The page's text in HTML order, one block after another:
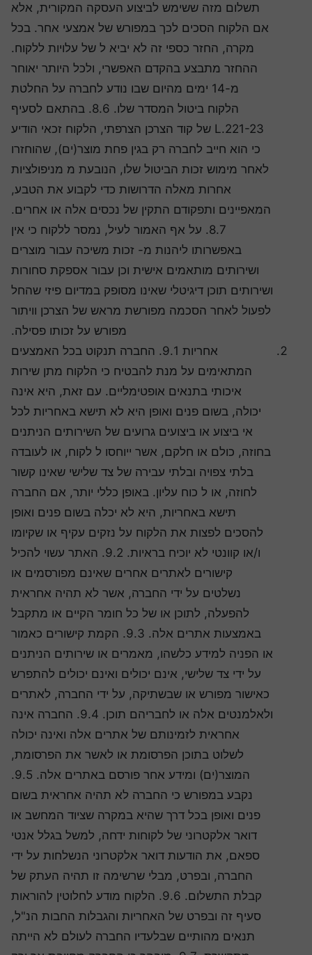
תשלום מזה ששימש לביצוע העסקה המקורית, אלא
אם הלקוח הסכים לכך במפורש של אמצעי אחר. בכל
מקרה, החזר כספי זה לא יביא ל של עלויות ללקוח.
ההחזר מתבצע בהקדם האפשרי, ולכל היותר יאוחר
מ-14 ימים מהיום שבו נודע לחברה על החלטת
הלקוח ביטול המסדר שלו. 8.6. בהתאם לסעיף
L.221-23 של קוד הצרכן הצרפתי, הלקוח זכאי הודיע
כי הוא חייב לחברה רק בגין פחת מוצר(ים), שהוחזרו
לאחר מימוש זכות הביטול שלו, הנובעת מ מניפולציות
אחרות מאלה הדרושות כדי לקבוע את הטבע,
המאפיינים ותפקודם התקין של נכסים אלה או אחרים.
8.7. על אף האמור לעיל, נמסר ללקוח כי אין
באפשרותו ליהנות מ- זכות משיכה עבור מוצרים
ושירותים מותאמים אישית וכן עבור אספקת סחורות
ושירותים תוכן דיגיטלי שאינו מסופק במדיום פיזי שהחל
לפעול לאחר הסכמה מפורשת מראש של הצרכן וויתור
מפורש על זכותו פסילה.
אחריות 9.1. החברה תנקוט בכל האמצעים
המתאימים על מנת להבטיח כי הלקוח מתן שירות
איכותי בתנאים אופטימליים. עם זאת, היא אינה
יכולה, בשום פנים ואופן היא לא תישא באחריות לכל
אי ביצוע או ביצועים גרועים של השירותים הניתנים
בחוזה, כולם או חלקם, אשר ייוחסו ל לקוח, או לעובדה
בלתי צפויה ובלתי עבירה של צד שלישי שאינו קשור
לחוזה, או ל כוח עליון. באופן כללי יותר, אם החברה
תישא באחריות, היא לא יכלה בשום פנים ואופן
להסכים לפצות את הלקוח על נזקים עקיף או שקיומו
ו/או קוונטי לא יוכיח בראיות. 9.2. האתר עשוי להכיל
קישורים לאתרים אחרים שאינם מפורסמים או
נשלטים על ידי החברה, אשר לא תהיה אחראית
להפעלה, לתוכן או של כל חומר הקיים או מתקבל
באמצעות אתרים אלה. 9.3. הקמת קישורים כאמור
או הפניה למידע כלשהו, מאמרים או שירותים הניתנים
על ידי צד שלישי, אינם יכולים ואינם יכולים להתפרש
כאישור מפורש או שבשתיקה, על ידי החברה, לאתרים
ולאלמנטים אלה או לחבריהם תוכן. 9.4. החברה אינה
אחראית לזמינותם של אתרים אלה ואינה יכולה
לשלוט בתוכן הפרסומת או לאשר את הפרסומת,
המוצר(ים) ומידע אחר פורסם באתרים אלה. 9.5.
נקבע במפורש כי החברה לא תהיה אחראית בשום
פנים ואופן בכל דרך שהיא במקרה שציוד המחשב או
דואר אלקטרוני של לקוחות ידחה, למשל בגלל אנטי
ספאם, את הודעות דואר אלקטרוני הנשלחות על ידי
החברה, ובפרט, מבלי שרשימה זו תהיה העתק של
קבלת התשלום. 9.6. הלקוח מודע לחלוטין להוראות
סעיף זה ובפרט של האחריות והגבלות החבות הנ"ל,
תנאים מהותיים שבלעדיו החברה לעולם לא הייתה